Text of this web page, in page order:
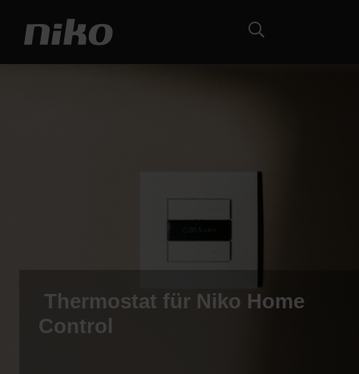
Thermostat für Niko Home
Control